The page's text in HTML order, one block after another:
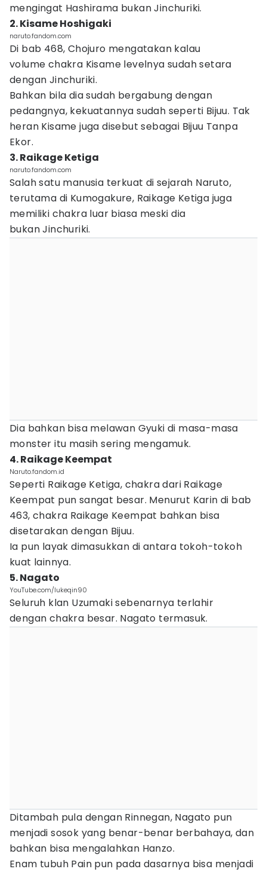
mengingat Hashirama bukan Jinchuriki.
2. Kisame Hoshigaki
naruto.fandom.com
Di bab 468, Chojuro mengatakan kalau
volume chakra Kisame levelnya sudah setara
dengan Jinchuriki.
Bahkan bila dia sudah bergabung dengan
pedangnya, kekuatannya sudah seperti Bijuu. Tak
heran Kisame juga disebut sebagai Bijuu Tanpa
Ekor.
3. Raikage Ketiga
naruto.fandom.com
Salah satu manusia terkuat di sejarah Naruto,
terutama di Kumogakure, Raikage Ketiga juga
memiliki chakra luar biasa meski dia
bukan Jinchuriki.
Dia bahkan bisa melawan Gyuki di masa-masa
monster itu masih sering mengamuk.
4. Raikage Keempat
Naruto.fandom.id
Seperti Raikage Ketiga, chakra dari Raikage
Keempat pun sangat besar. Menurut Karin di bab
463, chakra Raikage Keempat bahkan bisa
disetarakan dengan Bijuu.
Ia pun layak dimasukkan di antara tokoh-tokoh
kuat lainnya.
5. Nagato
YouTube.com/lukeqin90
Seluruh klan Uzumaki sebenarnya terlahir
dengan chakra besar. Nagato termasuk.
Ditambah pula dengan Rinnegan, Nagato pun
menjadi sosok yang benar-benar berbahaya, dan
bahkan bisa mengalahkan Hanzo.
Enam tubuh Pain pun pada dasarnya bisa menjadi